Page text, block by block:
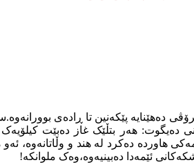
دەهێنایە پێکەنین تا ڕادەی
دەیگوت: هەر بتڵێک غاز دەبێت
هاوردە دەکرد لە هند و وڵاتانەوە،
ئێمەدا دەبینیەوە،وەک ملوانکە!